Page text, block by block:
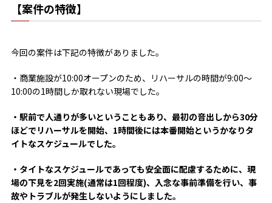
【案件の特徴】
今回の案件は下記の特徴がありました。
・商業施設が10:00オープンのため、リハーサルの時間が9:00～
10:00の1時間しか取れない現場でした。
・駅前で人通りが多いということもあり、最初の音出しから30分
ほどでリハーサルを開始、1時間後には本番開始というかなりタ
イトなスケジュールでした。
・タイトなスケジュールであっても安全面に配慮するために、現
場の下見を2回実施(通常は1回程度)、入念な事前準備を行い、事
故やトラブルが発生しないようにしました。